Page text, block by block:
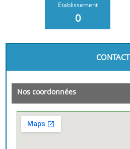
Etablissement
0
CONTACT
Nos coordonnées